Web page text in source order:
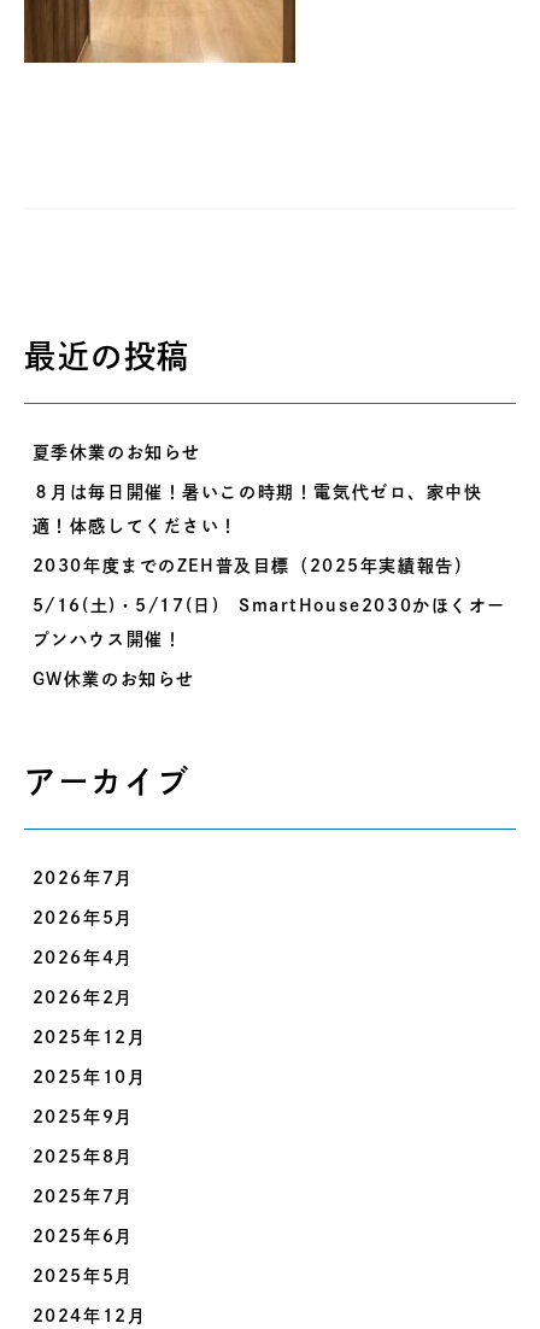
最近の投稿
夏季休業のお知らせ
８月は毎日開催！暑いこの時期！電気代ゼロ、家中快
適！体感してください！
2030年度までのZEH普及目標（2025年実績報告）
5/16(土)・5/17(日) SmartHouse2030かほくオー
プンハウス開催！
GW休業のお知らせ
アーカイブ
2026年7月
2026年5月
2026年4月
2026年2月
2025年12月
2025年10月
2025年9月
2025年8月
2025年7月
2025年6月
2025年5月
2024年12月